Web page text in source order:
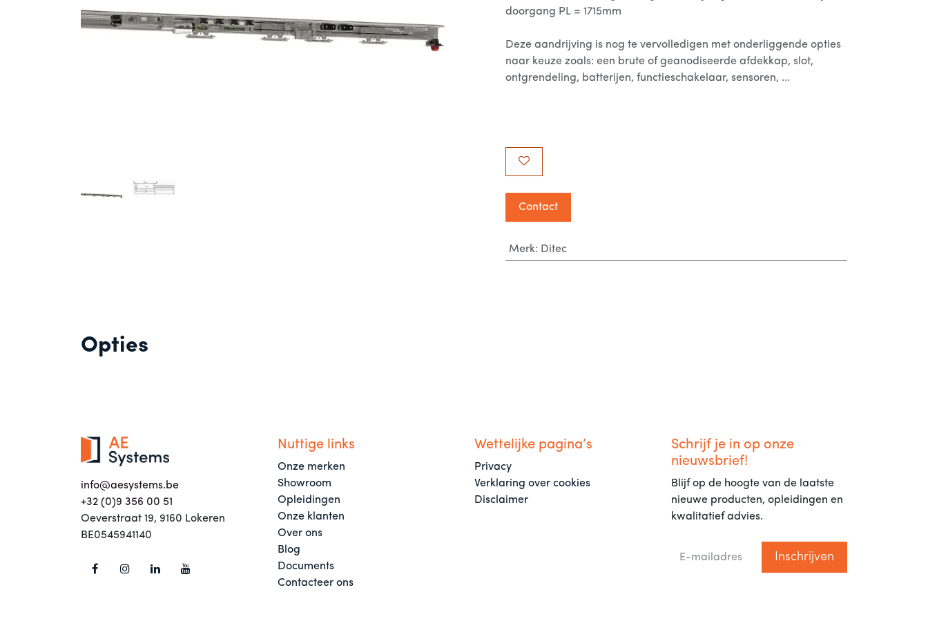
doorgang PL = 1715mm
Deze aandrijving is nog te vervolledigen met onderliggende opties
naar keuze zoals: een brute of geanodiseerde afdekkap, slot,
ontgrendeling, batterijen, functieschakelaar, sensoren, ...
Contact
Merk: Ditec
Opties
info@aesystems.be
+32 (0)9 356 00 51
Oeverstraat 19, 9160 Lokeren
BE0545941140
Nuttige links
Onze merken
Showroom
Opleidingen
Onze klanten
Over ons
Blog
Documents
Contacteer ons
Wettelijke pagina’s
Privacy
Verklaring over cookies
Disclaimer
Schrijf je in op onze
nieuwsbrief!
Blijf op de hoogte van de laatste
nieuwe producten, opleidingen en
kwalitatief advies.
Inschrijven